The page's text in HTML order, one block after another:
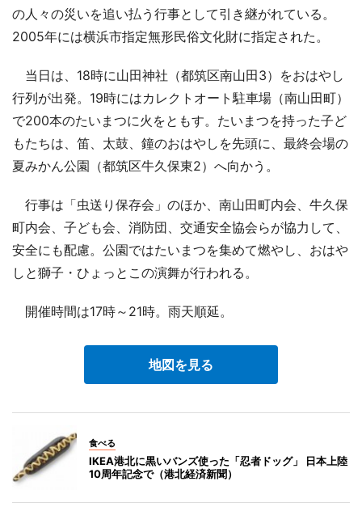
の人々の災いを追い払う行事として引き継がれている。
2005年には横浜市指定無形民俗文化財に指定された。
当日は、18時に山田神社（都筑区南山田3）をおはやし
行列が出発。19時にはカレクトオート駐車場（南山田町）
で200本のたいまつに火をともす。たいまつを持った子ど
もたちは、笛、太鼓、鐘のおはやしを先頭に、最終会場の
夏みかん公園（都筑区牛久保東2）へ向かう。
行事は「虫送り保存会」のほか、南山田町内会、牛久保
町内会、子ども会、消防団、交通安全協会らが協力して、
安全にも配慮。公園ではたいまつを集めて燃やし、おはや
しと獅子・ひょっとこの演舞が行われる。
開催時間は17時～21時。雨天順延。
地図を見る
食べる
IKEA港北に黒いバンズ使った「忍者ドッグ」 日本上陸
10周年記念で（港北経済新聞）